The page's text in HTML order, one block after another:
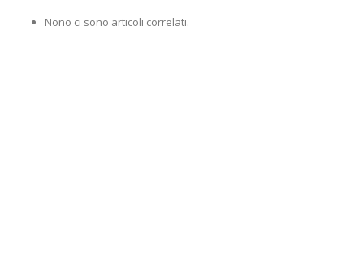
Nono ci sono articoli correlati.